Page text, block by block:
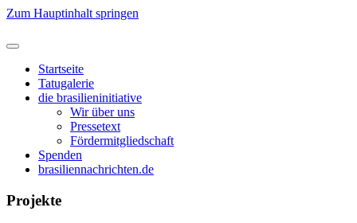
Zum Hauptinhalt springen
Startseite
Tatugalerie
die brasilieninitiative
Wir über uns
Pressetext
Fördermitgliedschaft
Spenden
brasiliennachrichten.de
Projekte